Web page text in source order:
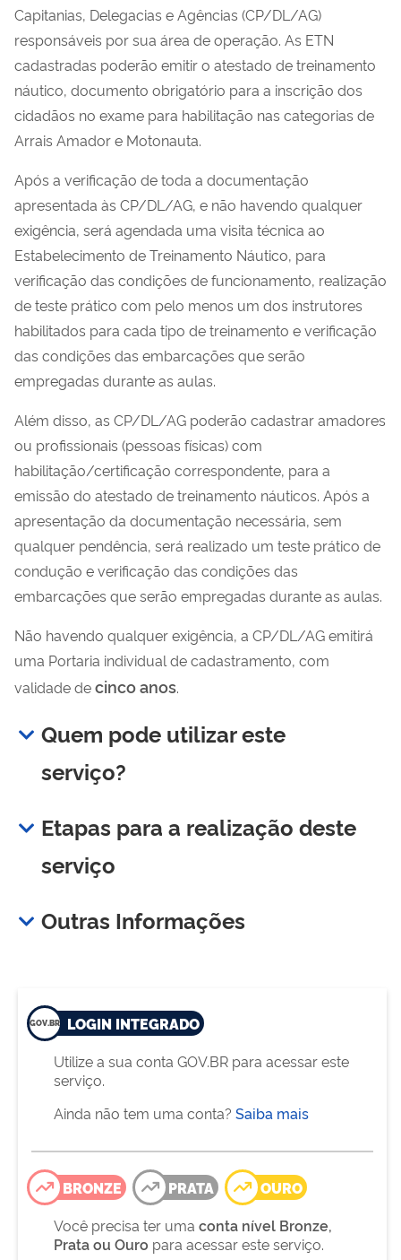
Capitanias, Delegacias e Agências (CP/DL/AG)
responsáveis por sua área de operação. As ETN
cadastradas poderão emitir o atestado de treinamento
náutico, documento obrigatório para a inscrição dos
cidadãos no exame para habilitação nas categorias de
Arrais Amador e Motonauta.
Após a verificação de toda a documentação
apresentada às CP/DL/AG, e não havendo qualquer
exigência, será agendada uma visita técnica ao
Estabelecimento de Treinamento Náutico, para
verificação das condições de funcionamento, realização
de teste prático com pelo menos um dos instrutores
habilitados para cada tipo de treinamento e verificação
das condições das embarcações que serão
empregadas durante as aulas.
Além disso, as CP/DL/AG poderão cadastrar amadores
ou profissionais (pessoas físicas) com
habilitação/certificação correspondente, para a
emissão do atestado de treinamento náuticos. Após a
apresentação da documentação necessária, sem
qualquer pendência, será realizado um teste prático de
condução e verificação das condições das
embarcações que serão empregadas durante as aulas.
Não havendo qualquer exigência, a CP/DL/AG emitirá
uma Portaria individual de cadastramento, com
validade decinco anos.
Quem pode utilizar este
serviço?
Etapas para a realização deste
serviço
Outras Informações
LOGIN INTEGRADO
Utilize a sua conta GOV.BR para acessar este
serviço.
Ainda não tem uma conta? Saiba mais
BRONZE PRATA
OURO
Você precisa ter uma conta nível Bronze,
Prata ou Ouro para acessar este serviço.